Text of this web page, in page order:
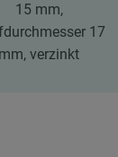
15 mm,
17
mm, verzinkt